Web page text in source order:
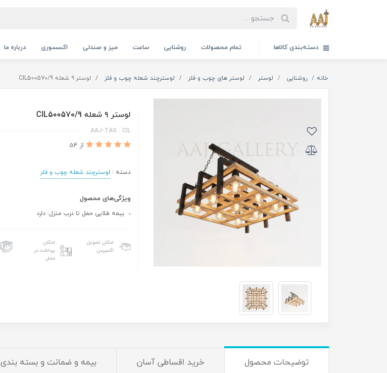
دسته‌بندی کالاها تمام محصولات روشنایی ساعت میز و صندلی اکسسوری درباره ما
خانه روشنایی لوستر لوستر های چوب و فلز لوسترچند شعله چوب و فلز لوستر ۹ شعله CIL500570/9
لوستر ۹ شعله CIL500570/9
AAJ-TAG : CIL
از 54
دسته : لوسترچند شعله چوب و فلز
ویژگی‌های محصول
بیمه طلایی حمل تا درب منزل: دارد
امکان تحویل
اکسپرس
امکان
پرداخت در
محل
توضیحات محصول خرید اقساطی آسان بیمه و ضمانت و بسته بندی VIP